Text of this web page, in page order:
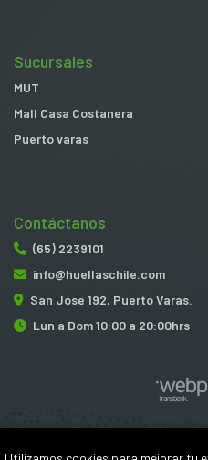
Sucursales
MUT
Mall Casa Costanera
Puerto varas
Contáctanos
(65) 2239101
info@huellaschile.com
San Jose 192, Puerto Varas.
Lun a Dom 10:00 a 20:00hrs